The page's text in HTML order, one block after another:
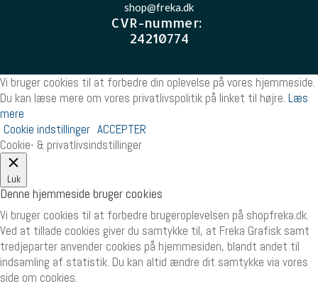
shop@freka.dk
CVR-nummer:
24210774
Vi bruger cookies til at forbedre din oplevelse på vores hjemmeside.
Du kan læse mere om vores privatlivspolitik på linket til højre. Læs
mere
Cookie indstillinger ACCEPTER
Cookie- & privatlivsindstillinger
Luk
Denne hjemmeside bruger cookies
Vi bruger cookies til at forbedre brugeroplevelsen på shopfreka.dk.
Ved at tillade cookies giver du samtykke til, at Freka Grafisk samt
tredjeparter anvender cookies på hjemmesiden, blandt andet til
indsamling af statistik. Du kan altid ændre dit samtykke via vores
side om cookies.